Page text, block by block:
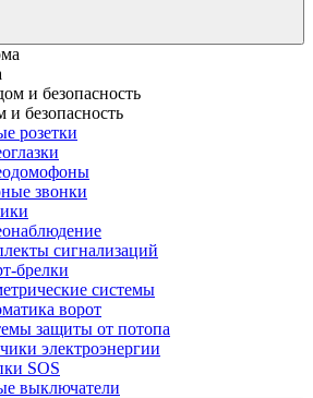
безопасность
розетки
звонки
сигнализаций
брелки
системы
ворот
защиты от потопа
электроэнергии
SOS
выключатели